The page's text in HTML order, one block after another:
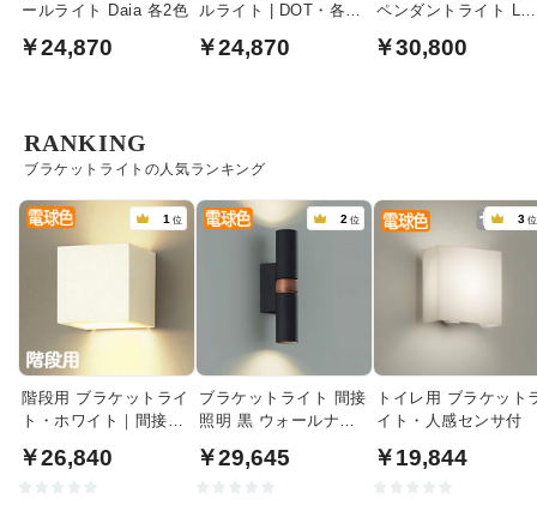
ールライト Daia 各2色
￥24,870
ルライト | DOT・各2
￥24,870
ペンダントライト Lサ
ド・クリアガラス
￥30,800
ブラケットライトの人気ランキング
RANKING
1 位
階段用 ブラケットライ
ト・ホワイト｜間接照
￥26,840
2 位
ブラケットライト 間接
照明 黒 ウォールナッ
￥29,645
3 位
トイレ用 ブラケット
イト・人感センサ付
￥19,844